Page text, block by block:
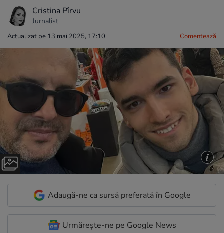
Cristina Pîrvu
Jurnalist
Actualizat pe 13 mai 2025, 17:10 Comentează
Adaugă-ne ca sursă preferată în Google
Urmărește-ne pe Google News